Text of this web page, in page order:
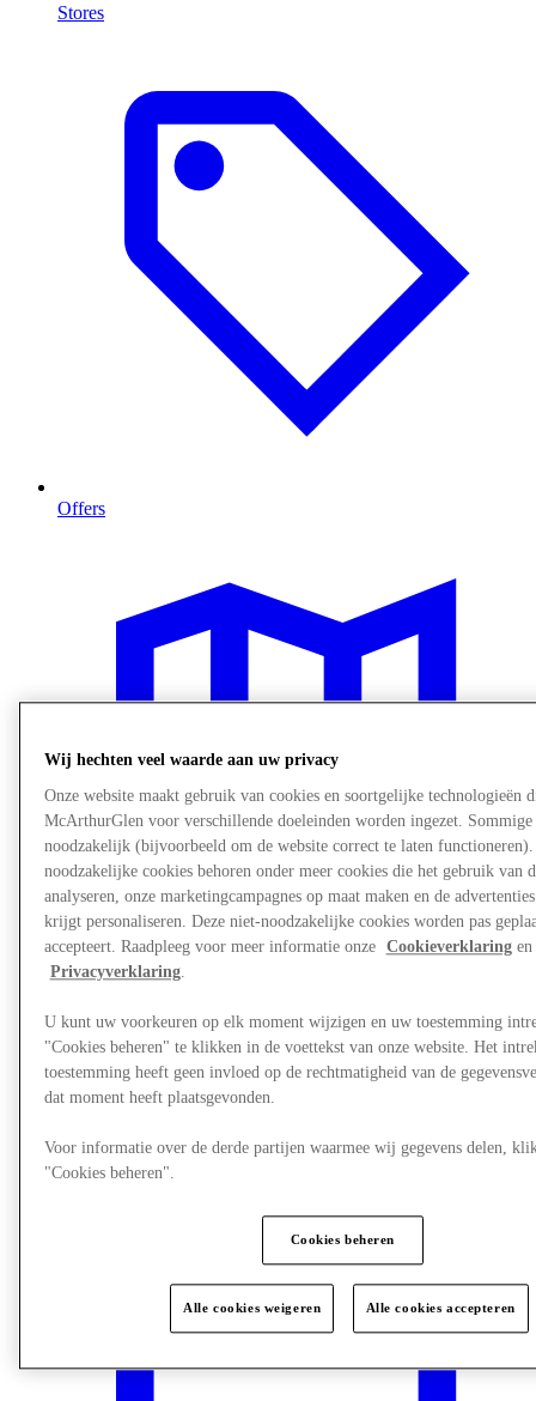
Stores
Offers
Wij hechten veel waarde aan uw privacy
Onze website maakt gebruik van cookies en soortgelijke technologieën
McArthurGlen voor verschillende doeleinden worden ingezet.
noodzakelijk (bijvoorbeeld om de website correct te laten
noodzakelijke cookies behoren onder meer cookies die het gebruik van
analyseren, onze marketingcampagnes op maat maken en de
krijgt personaliseren. Deze niet-noodzakelijke cookies worden pas
accepteert. Raadpleeg voor meer informatie onze Cookieverklaringen
Privacyverklaring.
U kunt uw voorkeuren op elk moment wijzigen en uw toestemming
"Cookies beheren" te klikken in de voettekst van onze website. Het
toestemming heeft geen invloed op de rechtmatigheid van de
dat moment heeft plaatsgevonden.
Voor informatie over de derde partijen waarmee wij gegevens delen,
"Cookies beheren".
Cookies beheren
Alle cookies weigeren Alle cookies accepteren